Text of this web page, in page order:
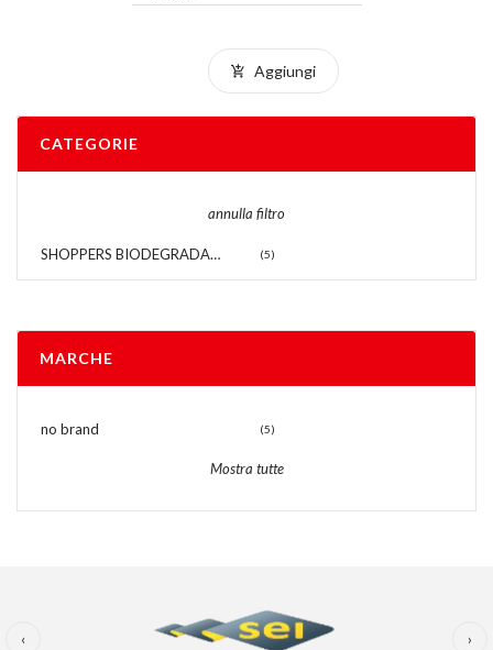
Aggiungi
CATEGORIE
annulla filtro
SHOPPERS BIODEGRADABILI (5)
MARCHE
no brand (5)
Mostra tutte
‹ ›